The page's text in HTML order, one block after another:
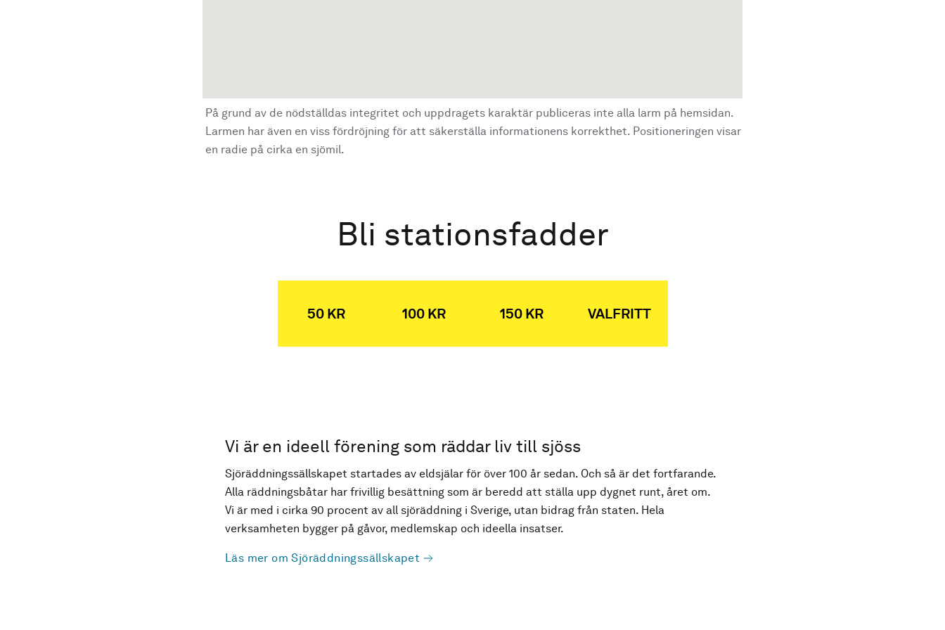
På grund av de nödställdas integritet och uppdragets karaktär publiceras inte alla larm på hemsidan.
Larmen har även en viss fördröjning för att säkerställa informationens korrekthet. Positioneringen visar
en radie på cirka en sjömil.
Bli stationsfadder
50 KR 100 KR 150 KR VALFRITT
Vi är en ideell förening som räddar liv till sjöss
Sjöräddningssällskapet startades av eldsjälar för över 100 år sedan. Och så är det fortfarande.
Alla räddningsbåtar har frivillig besättning som är beredd att ställa upp dygnet runt, året om.
Vi är med i cirka 90 procent av all sjöräddning i Sverige, utan bidrag från staten. Hela
verksamheten bygger på gåvor, medlemskap och ideella insatser.
Läs mer om Sjöräddningssällskapet